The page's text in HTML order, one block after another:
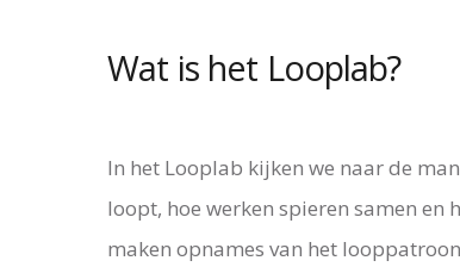
Wat is het Looplab?
In het Looplab kijken we naar de
loopt, hoe werken spieren samen en
maken opnames van het